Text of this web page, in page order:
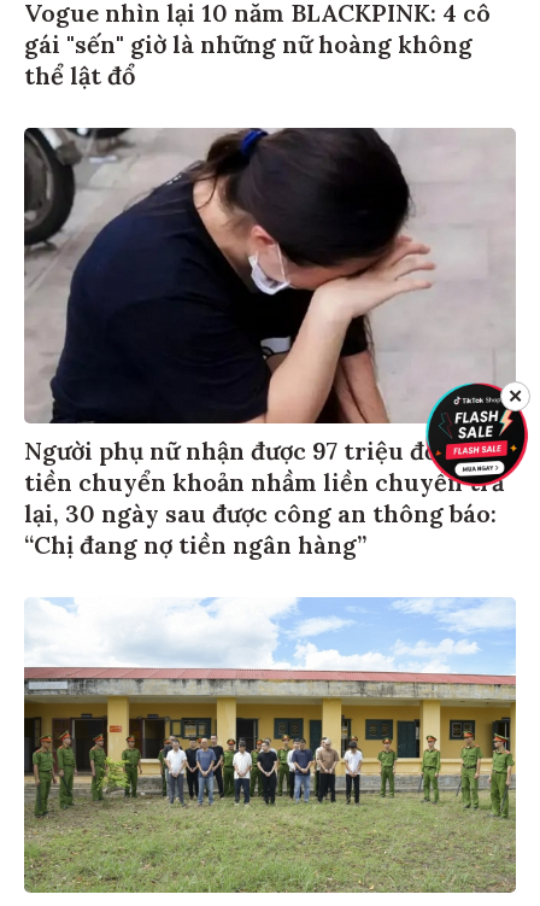
Vogue nhìn lại 10 năm BLACKPINK: 4 cô
gái "sến" giờ là những nữ hoàng không
thể lật đổ
Người phụ nữ nhận được 97 triệu đồng
tiền chuyển khoản nhầm liền chuyển trả
lại, 30 ngày sau được công an thông báo:
“Chị đang nợ tiền ngân hàng”
✕